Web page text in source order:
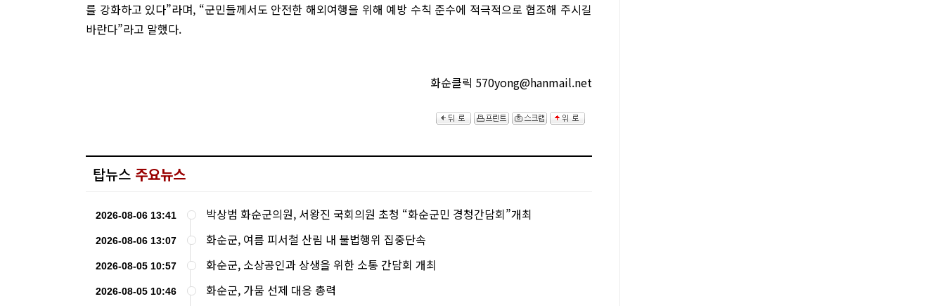
를 강화하고 있다”라며, “군민들께서도 안전한 해외여행을 위해 예방 수칙 준수에 적극적으로 협조해 주시길
바란다”라고 말했다.
화순클릭 570yong@hanmail.net
탑뉴스 주요뉴스
2026-08-06 13:41 박상범 화순군의원, 서왕진 국회의원 초청 “화순군민 경청간담회”개최
2026-08-06 13:07 화순군, 여름 피서철 산림 내 불법행위 집중단속
2026-08-05 10:57 화순군, 소상공인과 상생을 위한 소통 간담회 개최
2026-08-05 10:46 화순군, 가뭄 선제 대응 총력